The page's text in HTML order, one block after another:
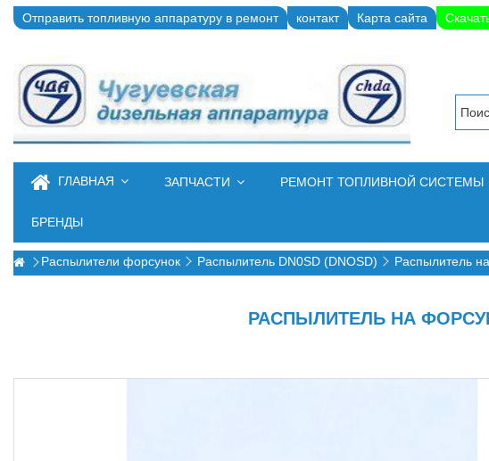
Отправить топливную аппаратуру в ремонт контакт Карта сайта
ГЛАВНАЯ ЗАПЧАСТИ РЕМОНТ ТОПЛИВНОЙ СИСТЕМЫ
БРЕНДЫ
Распылители форсунок Распылитель DN0SD (DNOSD) Распылитель
РАСПЫЛИТЕЛЬ НА